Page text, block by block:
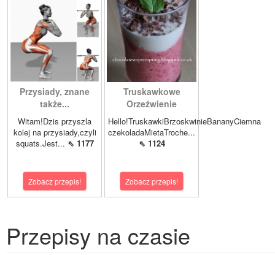
Przysiady, znane
także...
Witam!Dzis przyszla
kolej na przysiady,czyli
squats.Jest... ⇖ 1177
Zobacz przepis!
Truskawkowe
Orzeźwienie
Hello!TruskawkiBrzoskwinieBananyCiemna
czekoladaMietaTroche...
⇖ 1124
Zobacz przepis!
Przepisy na czasie